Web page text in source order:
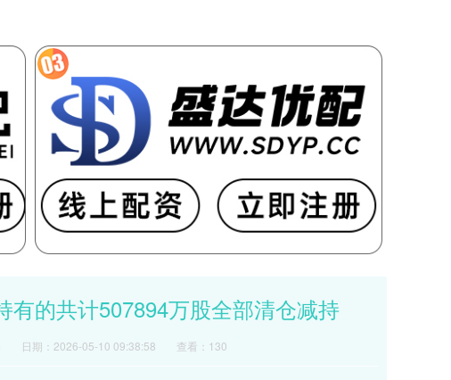
的共计507894万股全部清仓减持
日期：2026-05-10 09:38:58 查看：130